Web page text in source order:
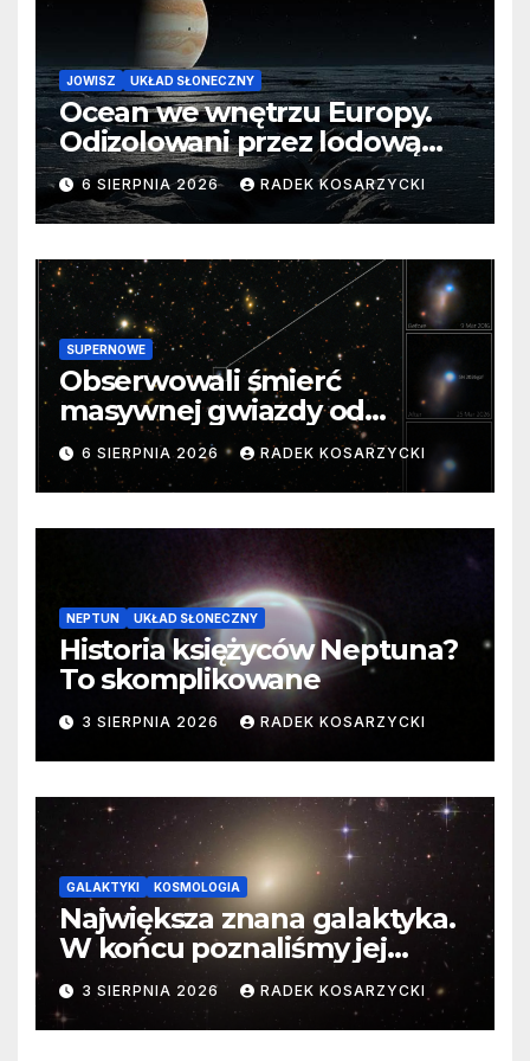
JOWISZ UKŁAD SŁONECZNY
Ocean we wnętrzu Europy.
Odizolowani przez lodową
barierę
6 SIERPNIA 2026 RADEK KOSARZYCKI
SUPERNOWE
Obserwowali śmierć
masywnej gwiazdy od
samego początku. Niezwykle
cenne dane
6 SIERPNIA 2026 RADEK KOSARZYCKI
NEPTUN UKŁAD SŁONECZNY
Historia księżyców Neptuna?
To skomplikowane
3 SIERPNIA 2026 RADEK KOSARZYCKI
GALAKTYKI KOSMOLOGIA
Największa znana galaktyka.
W końcu poznaliśmy jej
faktyczne wymiary
3 SIERPNIA 2026 RADEK KOSARZYCKI